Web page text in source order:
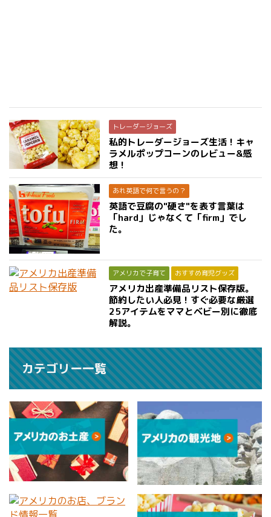
トレーダージョーズ
私的トレーダージョーズ生活！キャ
ラメルポップコーンのレビュー&感
想！
あれ英語で何で言うの？
英語で豆腐の"硬さ"を表す言葉は
「hard」じゃなくて「firm」でし
た。
アメリカで子育て おすすめ育児グッズ
アメリカ出産準備品リスト保存版。
節約したい人必見！すぐ必要な厳選
25アイテムをママとベビー別に徹底
解説。
カテゴリー一覧